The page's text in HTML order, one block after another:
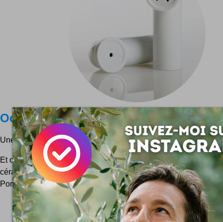
Octobre Rouge : sel & poivre
Une salière et un poivrier vraiment sympa comme tout !
Et on comprend bien la référence au sous-marin sur la photo
céramique, les périscopes qui pimentent votre table ! :) Par
PoranAran